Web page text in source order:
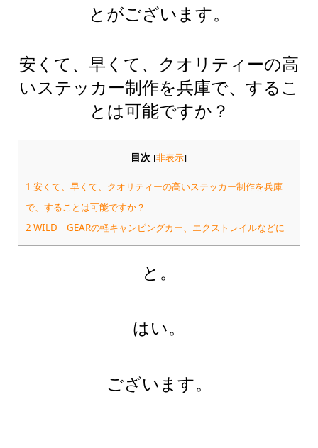
とがございます。
安くて、早くて、クオリティーの高
いステッカー制作を兵庫で、するこ
とは可能ですか？
目次 [非表示]
1 安くて、早くて、クオリティーの高いステッカー制作を兵庫
で、することは可能ですか？
2 WILD GEARの軽キャンピングカー、エクストレイルなどに
と。
はい。
ございます。